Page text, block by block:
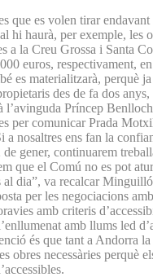
que es volen tirar endavant
hi haurà, per exemple, les
a la Creu Grossa i Santa
euros, respectivament,
es materialitzarà, perquè
des de fa dos anys,
l’avinguda Príncep
per comunicar Prada
a nosaltres ens fan la
de gener, continuarem
que el Comú no es pot
al dia”, va recalcar
per les negociacions
amb criteris
amb llums led
és que tant a Andorra
obres necessàries perquè